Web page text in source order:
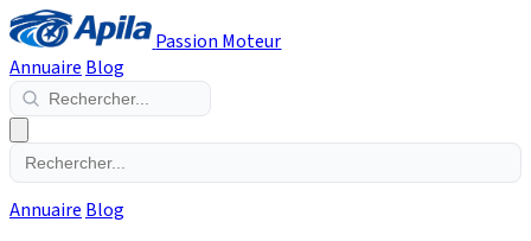
Passion Moteur
Annuaire Blog
Annuaire Blog